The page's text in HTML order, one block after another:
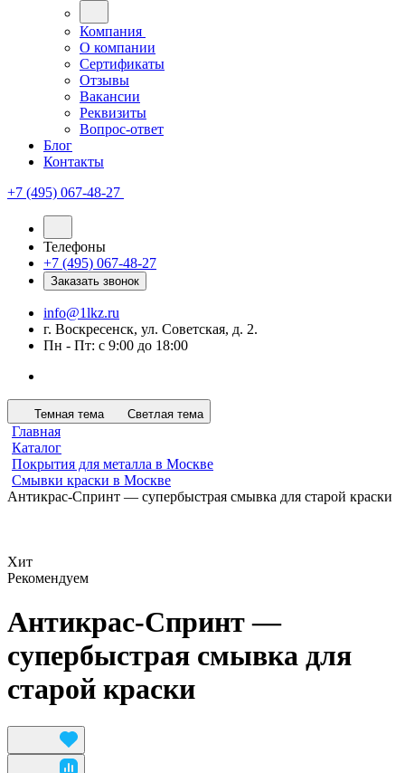
Компания
О компании
Сертификаты
Отзывы
Вакансии
Реквизиты
Вопрос-ответ
Блог
Контакты
+7 (495) 067-48-27
Телефоны
+7 (495) 067-48-27
Заказать звонок
info@1lkz.ru
г. Воскресенск, ул. Советская, д. 2.
Пн - Пт: с 9:00 до 18:00
Темная тема Светлая тема
Главная
Каталог
Покрытия для металла в Москве
Смывки краски в Москве
Антикрас-Спринт — супербыстрая смывка для старой краски
Хит
Рекомендуем
Антикрас-Спринт —
супербыстрая смывка для
старой краски